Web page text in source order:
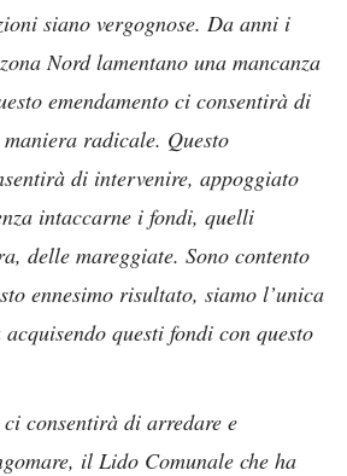
siano vergognose. Da anni i
Nord lamentano una mancanza
emendamento ci consentirà di
radicale. Questo
di intervenire, appoggiato
intaccarne i fondi, quelli
delle mareggiate. Sono contento
ennesimo risultato, siamo l’unica
questi fondi con questo
consentirà di arredare e
il Lido Comunale che ha